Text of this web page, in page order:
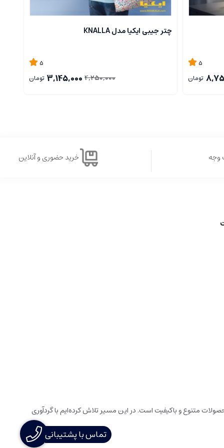
5
تومان
چتر جیبی ایکیا مدل KNALLA
5
4,250,000
3,145,000 تومان
وجه خرید حضوری و آنلاین
متنوع و باکیفیت است. در این مسیر تلاش کرده‌ایم با گردآوری
تماس با پشتیبانی